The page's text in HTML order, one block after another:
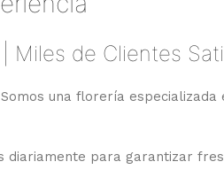
Miles de Clientes
una florería
para garantizar